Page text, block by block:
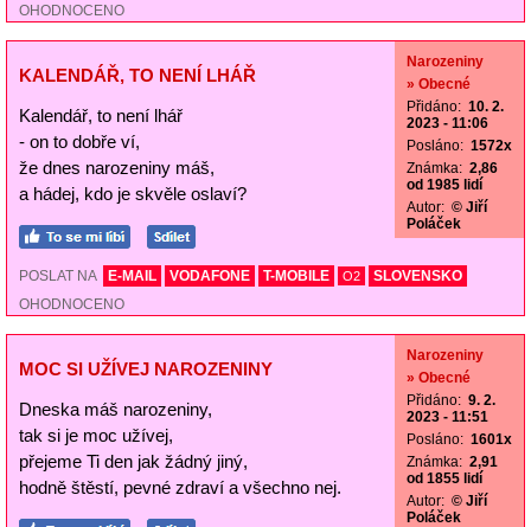
OHODNOCENO
KALENDÁŘ, TO NENÍ LHÁŘ
Kalendář, to není lhář
- on to dobře ví,
že dnes narozeniny máš,
a hádej, kdo je skvěle oslaví?
Narozeniny
» Obecné
Přidáno: 10. 2.
2023 - 11:06
Posláno: 1572x
Známka: 2,86
od 1985 lidí
Autor: © Jiří
Poláček
POSLAT NA E-MAIL VODAFONE T-MOBILE O2
SLOVENSKO
OHODNOCENO
MOC SI UŽÍVEJ NAROZENINY
Dneska máš narozeniny,
tak si je moc užívej,
přejeme Ti den jak žádný jiný,
hodně štěstí, pevné zdraví a všechno nej.
Narozeniny
» Obecné
Přidáno: 9. 2.
2023 - 11:51
Posláno: 1601x
Známka: 2,91
od 1855 lidí
Autor: © Jiří
Poláček